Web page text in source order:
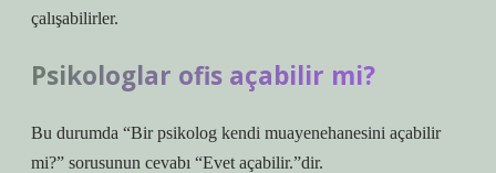
çalışabilirler.
Psikologlar ofis açabilir mi?
Bu durumda “Bir psikolog kendi muayenehanesini açabilir
mi?” sorusunun cevabı “Evet açabilir.”dir.